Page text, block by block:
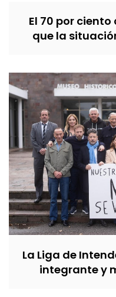
El 70 por
que la
La Liga de
integrante y